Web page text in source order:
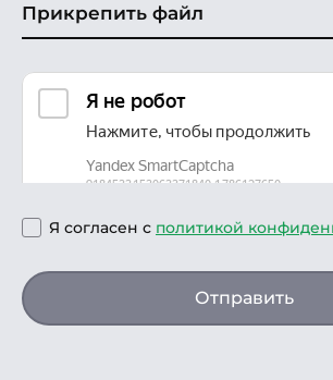
Прикрепить файл
Я согласен с политикой
Отправить